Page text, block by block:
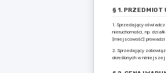
§ 1. PRZEDMIOT
1. Sprzedający
nieruchomości, np.
[miejscowość] prowadzi
2. Sprzedający
określonych w niniejszej